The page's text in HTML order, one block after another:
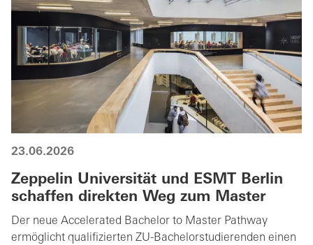
23.06.2026
Zeppelin Universität und ESMT Berlin
schaffen direkten Weg zum Master
Der neue Accelerated Bachelor to Master Pathway
ermöglicht qualifizierten ZU-Bachelorstudierenden einen